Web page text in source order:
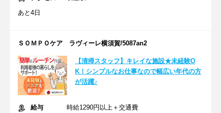
あと4日
ＳＯＭＰＯケア ラヴィーレ横須賀/5087an2
【清掃スタッフ】キレイな施設★未経験O
K！シンプルなお仕事なので幅広い年代の方
が活躍♪
給与
時給1290円以上＋交通費